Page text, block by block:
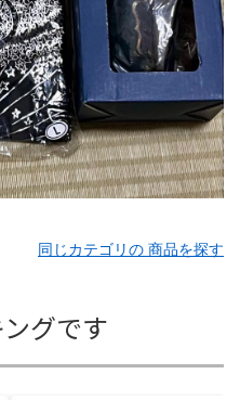
同じカテゴリの 商品を探す
グです